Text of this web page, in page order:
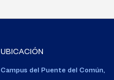
UBICACIÓN
Campus del Puente del Común,